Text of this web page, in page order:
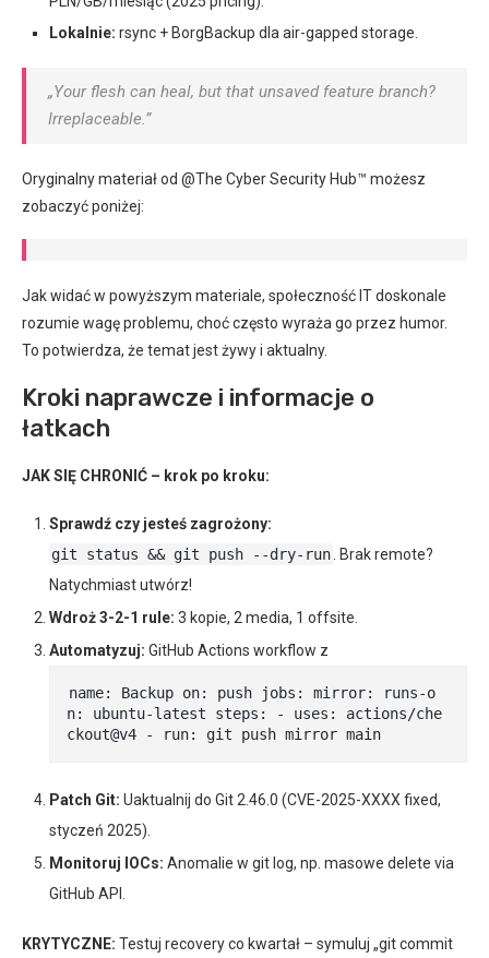
Lokalnie: rsync + BorgBackup dla air-gapped storage.
„Your flesh can heal, but that unsaved feature branch?
Irreplaceable.”
Oryginalny materiał od @The Cyber Security Hub™ możesz
zobaczyć poniżej:
Jak widać w powyższym materiale, społeczność IT doskonale
rozumie wagę problemu, choć często wyraża go przez humor.
To potwierdza, że temat jest żywy i aktualny.
Kroki naprawcze i informacje o
łatkach
JAK SIĘ CHRONIĆ – krok po kroku:
Sprawdź czy jesteś zagrożony:
git status && git push --dry-run
. Brak remote?
Natychmiast utwórz!
Wdroż 3-2-1 rule: 3 kopie, 2 media, 1 offsite.
Automatyzuj: GitHub Actions workflow z
name: Backup on: push jobs: mirror: runs-o
n: ubuntu-latest steps: - uses: actions/che
ckout@v4 - run: git push mirror main
Patch Git: Uaktualnij do Git 2.46.0 (CVE-2025-XXXX fixed,
styczeń 2025).
Monitoruj IOCs: Anomalie w git log, np. masowe delete via
GitHub API.
KRYTYCZNE: Testuj recovery co kwartał – symuluj „git commit